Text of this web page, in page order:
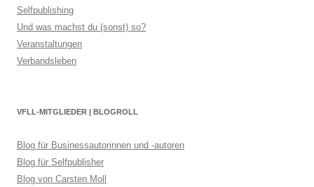
Selfpublishing
Und was machst du (sonst) so?
Veranstaltungen
Verbandsleben
VFLL-MITGLIEDER | BLOGROLL
Blog für Businessautorinnen und -autoren
Blog für Selfpublisher
Blog von Carsten Moll